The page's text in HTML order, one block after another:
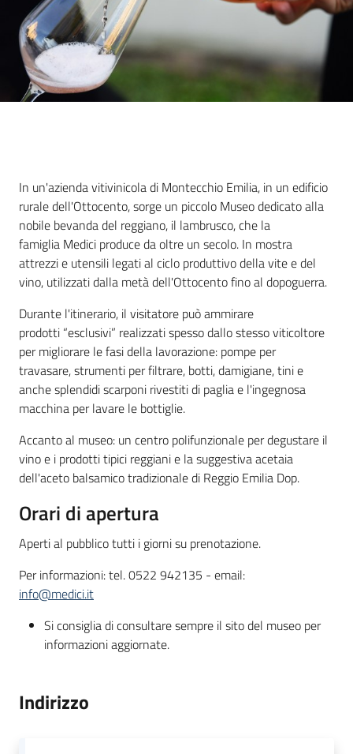
Agricoltura
in
cifre
su
Descrizione
In un'azienda vitivinicola di Montecchio Emilia, in un edificio
rurale dell'Ottocento, sorge un piccolo Museo dedicato alla
nobile bevanda del reggiano, il lambrusco, che la
famiglia Medici produce da oltre un secolo. In mostra
attrezzi e utensili legati al ciclo produttivo della vite e del
vino, utilizzati dalla metà dell'Ottocento fino al dopoguerra.
Durante l'itinerario, il visitatore può ammirare
prodotti “esclusivi” realizzati spesso dallo stesso viticoltore
per migliorare le fasi della lavorazione: pompe per
travasare, strumenti per filtrare, botti, damigiane, tini e
anche splendidi scarponi rivestiti di paglia e l'ingegnosa
macchina per lavare le bottiglie.
Accanto al museo: un centro polifunzionale per degustare il
vino e i prodotti tipici reggiani e la suggestiva acetaia
dell'aceto balsamico tradizionale di Reggio Emilia Dop.
Orari di apertura
Aperti al pubblico tutti i giorni su prenotazione.
Per informazioni: tel. 0522 942135 - email:
info@medici.it
Si consiglia di consultare sempre il sito del museo per
informazioni aggiornate.
Indirizzo